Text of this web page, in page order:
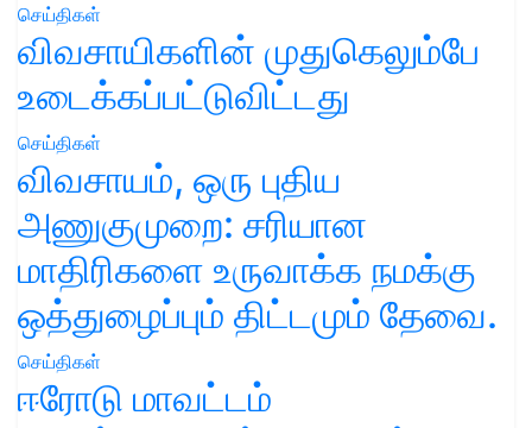
செய்திகள்
விவசாயிகளின் முதுகெலும்பே
உடைக்கப்பட்டுவிட்டது
செய்திகள்
விவசாயம், ஒரு புதிய
அணுகுமுறை: சரியான
மாதிரிகளை உருவாக்க நமக்கு
ஒத்துழைப்பும் திட்டமும் தேவை.
செய்திகள்
ஈரோடு மாவட்டம்